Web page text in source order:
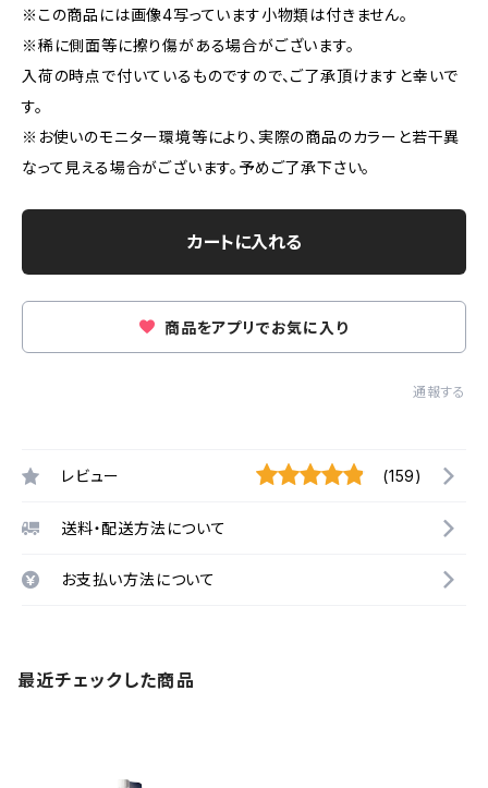
※この商品には画像4写っています小物類は付きません。
※稀に側面等に擦り傷がある場合がございます。
入荷の時点で付いているものですので、ご了承頂けますと幸いで
す。
※お使いのモニター環境等により、実際の商品のカラーと若干異
なって見える場合がございます。予めご了承下さい。
カートに入れる
商品をアプリでお気に入り
通報する
レビュー (159)
送料・配送方法について
お支払い方法について
最近チェックした商品